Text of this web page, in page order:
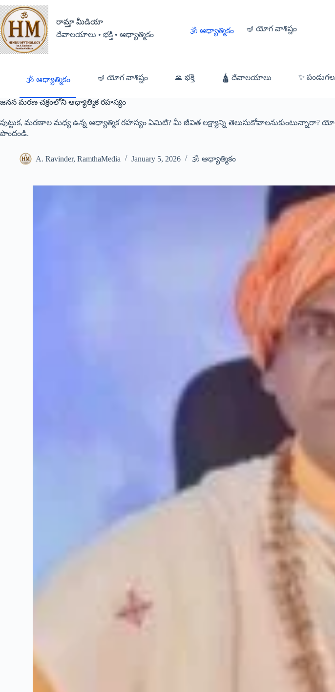
రామ్తా మీడియా
దేవాలయాలు • భక్తి • ఆధ్యాత్మికం
🕉️ ఆధ్యాత్మికం 🪔 యోగ వాశిష్టం
🕉️ ఆధ్యాత్మికం 🪔 యోగ వాశిష్టం 🙏 భక్తి 🛕 దేవాలయాలు ✨
జనన మరణ చక్రంలోని ఆధ్యాత్మిక రహస్యం
పుట్టుక, మరణాల మధ్య ఉన్న ఆధ్యాత్మిక రహస్యం ఏమిటి? మీ జీవిత లక్ష్యాన్ని
పొందండి.
A. Ravinder, RamthaMedia January 5, 2026 🕉️ ఆధ్యాత్మికం